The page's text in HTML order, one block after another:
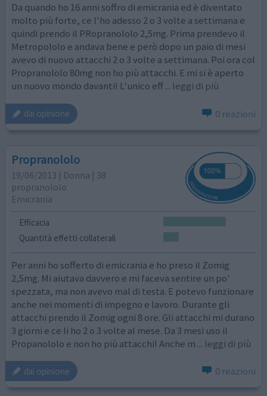
Da quando ho 16 anni soffro di emicrania ed è diventato
molto più forte, ce l'ho adesso 2 o 3 volte a settimana e
quindi prendo il PRopranololo 2,5mg. Prima prendevo il
Metropololo e andava bene e però dopo un paio di mesi
avevo di nuovo attacchi 2 o 3 volte a settimana. Poi ora col
Propranololo 80mg non ho più attacchi. E mi si è aperto
un nuovo mondo davanti! L'unico eff... leggi di più
dai opinione 0 reazioni
Propranololo
19/06/2013 | Donna | 38
propranololo
Emicrania
Efficacia
Quantità effetti collaterali
Per anni ho sofferto di emicrania e ho preso il Zomig
2,5mg. Mi aiutava davvero e mi faceva sentire un po'
spezzata, ma non avevo mal di testa. E potevo funzionare
anche nei momenti di impegno e lavoro. Durante gli
attacchi prendo il Zomig ogni 8 ore. Gli attacchi mi durano
3 giorni e ce li ho 2 o 3 volte al mese. Da 3 mesi uso il
Propanololo e non ho più attacchi! Anche m ... leggi di più
dai opinione 0 reazioni